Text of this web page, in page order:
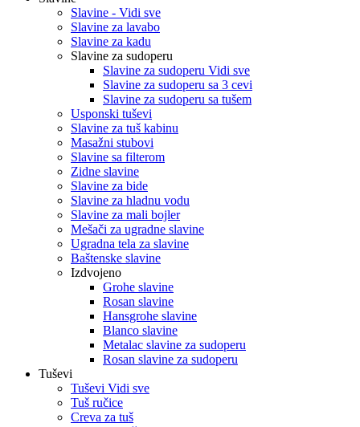
Slavine - Vidi sve
Slavine za lavabo
Slavine za kadu
Slavine za sudoperu
Slavine za sudoperu Vidi sve
Slavine za sudoperu sa 3 cevi
Slavine za sudoperu sa tušem
Usponski tuševi
Slavine za tuš kabinu
Masažni stubovi
Slavine sa filterom
Zidne slavine
Slavine za bide
Slavine za hladnu vodu
Slavine za mali bojler
Mešači za ugradne slavine
Ugradna tela za slavine
Baštenske slavine
Izdvojeno
Grohe slavine
Rosan slavine
Hansgrohe slavine
Blanco slavine
Metalac slavine za sudoperu
Rosan slavine za sudoperu
Tuševi
Tuševi Vidi sve
Tuš ručice
Creva za tuš